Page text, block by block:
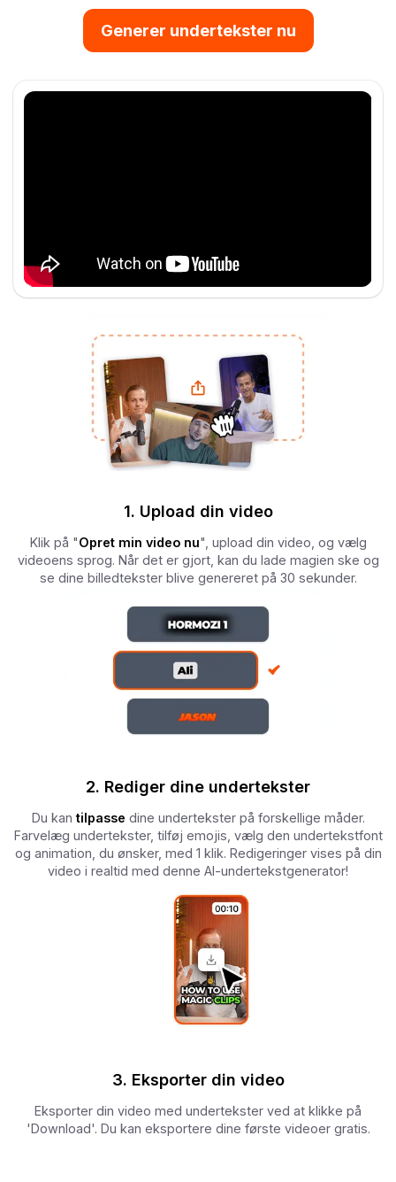
Generer undertekster nu
1. Upload din video
Klik på "Opret min video nu", upload din video, og vælg
videoens sprog. Når det er gjort, kan du lade magien ske og
se dine billedtekster blive genereret på 30 sekunder.
2. Rediger dine undertekster
Du kantilpasse dine undertekster på forskellige måder.
Farvelæg undertekster, tilføj emojis, vælg den undertekstfont
og animation, du ønsker, med 1 klik. Redigeringer vises på din
video i realtid med denne AI-undertekstgenerator!
3. Eksporter din video
Eksporter din video med undertekster ved at klikke på
'Download'. Du kan eksportere dine første videoer gratis.